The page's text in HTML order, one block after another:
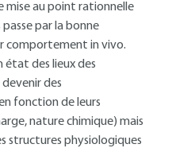
mise au point rationnelle
par la bonne
comportement in vivo.
état des lieux des
devenir des
fonction de leurs
nature chimique) mais
structures physiologiques